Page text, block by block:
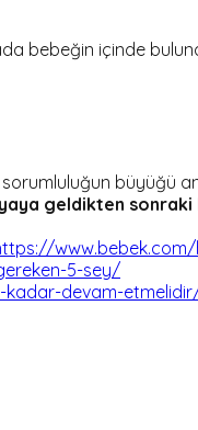
içinde
büyüğü
geldikten
5-sey/
kadar-devam-